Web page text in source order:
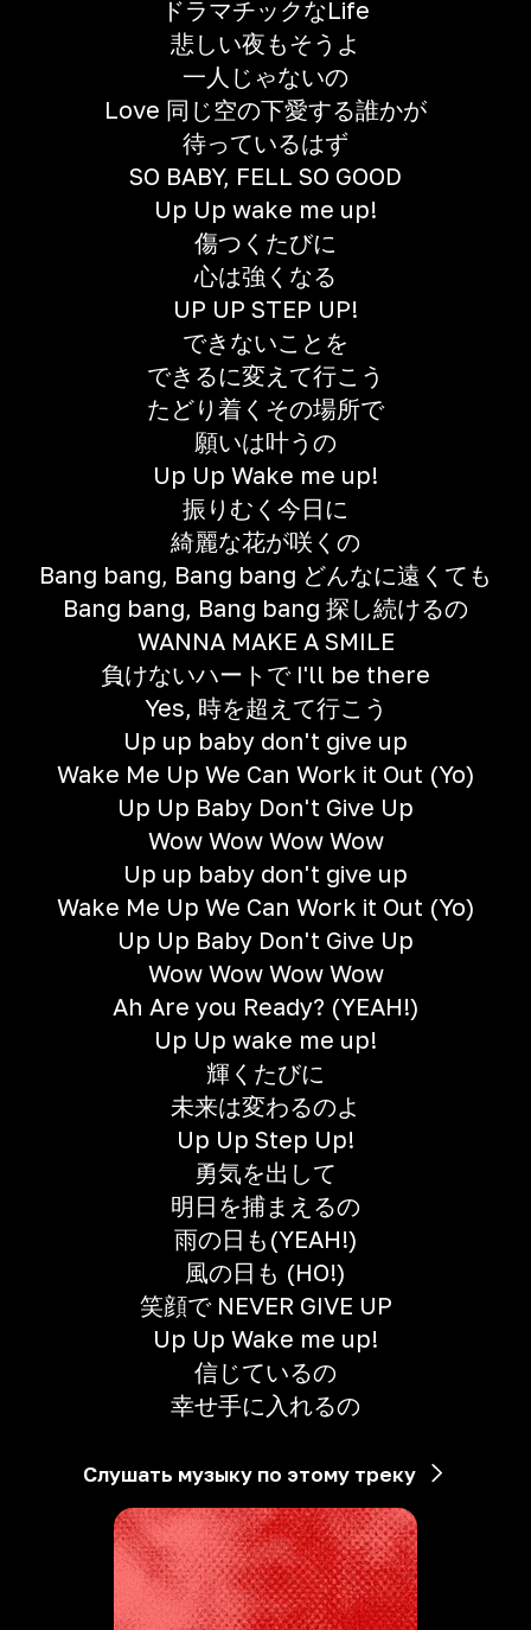
ドラマチックなLife
悲しい夜もそうよ
一人じゃないの
Love 同じ空の下愛する誰かが
待っているはず
SO BABY, FELL SO GOOD
Up Up wake me up!
傷つくたびに
心は強くなる
UP UP STEP UP!
できないことを
できるに変えて行こう
たどり着くその場所で
願いは叶うの
Up Up Wake me up!
振りむく今日に
綺麗な花が咲くの
Bang bang, Bang bang どんなに遠くても
Bang bang, Bang bang 探し続けるの
WANNA MAKE A SMILE
負けないハートで I'll be there
Yes, 時を超えて行こう
Up up baby don't give up
Wake Me Up We Can Work it Out (Yo)
Up Up Baby Don't Give Up
Wow Wow Wow Wow
Up up baby don't give up
Wake Me Up We Can Work it Out (Yo)
Up Up Baby Don't Give Up
Wow Wow Wow Wow
Ah Are you Ready? (YEAH!)
Up Up wake me up!
輝くたびに
未来は変わるのよ
Up Up Step Up!
勇気を出して
明日を捕まえるの
雨の日も(YEAH!)
風の日も (HO!)
笑顔で NEVER GIVE UP
Up Up Wake me up!
信じているの
幸せ手に入れるの
Слушать музыку по этому треку